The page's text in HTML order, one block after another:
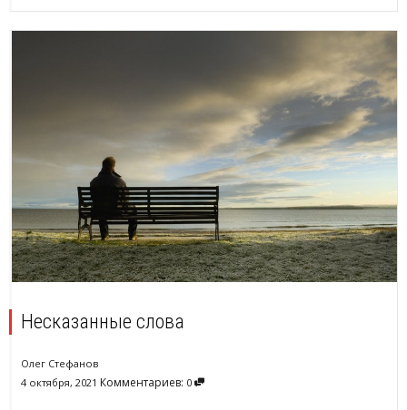
Несказанные слова
Олег Стефанов
4 октября, 2021 Комментариев: 0